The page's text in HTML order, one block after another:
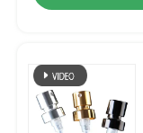
뉴스
경우
소형 방아쇠 스